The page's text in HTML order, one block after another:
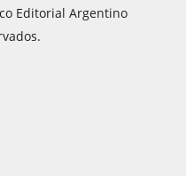
Editorial Argentino